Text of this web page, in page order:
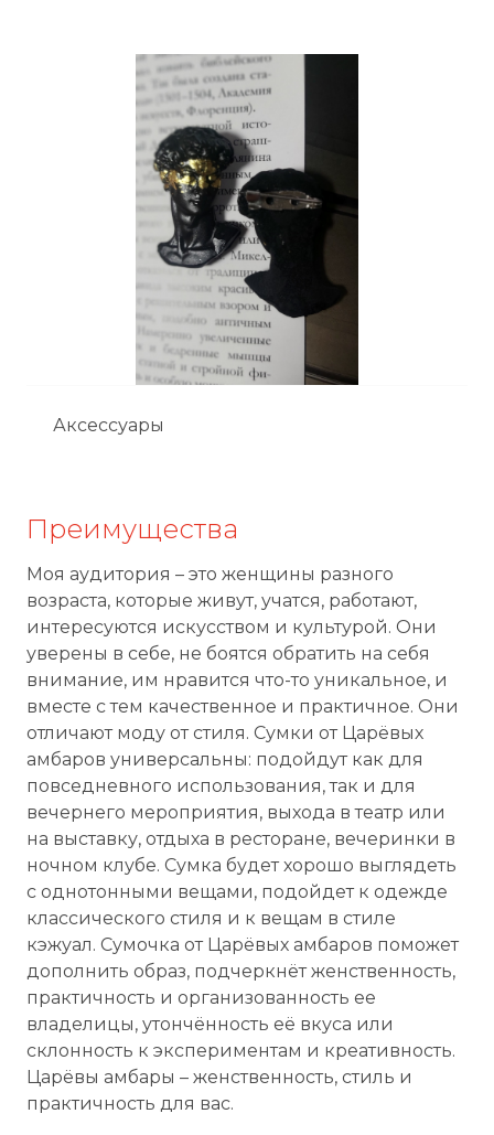
Аксессуары
Преимущества
Моя аудитория – это женщины разного
возраста, которые живут, учатся, работают,
интересуются искусством и культурой. Они
уверены в себе, не боятся обратить на себя
внимание, им нравится что-то уникальное, и
вместе с тем качественное и практичное. Они
отличают моду от стиля. Сумки от Царёвых
амбаров универсальны: подойдут как для
повседневного использования, так и для
вечернего мероприятия, выхода в театр или
на выставку, отдыха в ресторане, вечеринки в
ночном клубе. Сумка будет хорошо выглядеть
с однотонными вещами, подойдет к одежде
классического стиля и к вещам в стиле
кэжуал. Сумочка от Царёвых амбаров поможет
дополнить образ, подчеркнёт женственность,
практичность и организованность ее
владелицы, утончённость её вкуса или
склонность к экспериментам и креативность.
Царёвы амбары – женственность, стиль и
практичность для вас.